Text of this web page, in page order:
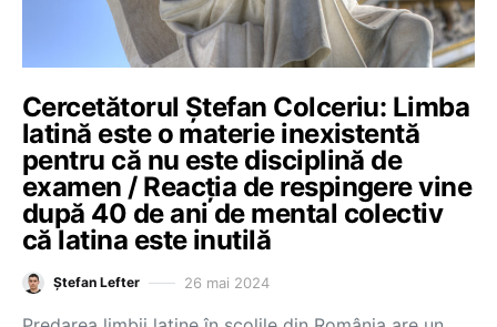
Cercetătorul Ștefan Colceriu: Limba
latină este o materie inexistentă
pentru că nu este disciplină de
examen / Reacția de respingere vine
după 40 de ani de mental colectiv
că latina este inutilă
Ștefan Lefter 26 mai 2024